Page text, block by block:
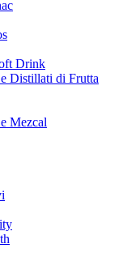
Drink
Distillati di Frutta
Mezcal